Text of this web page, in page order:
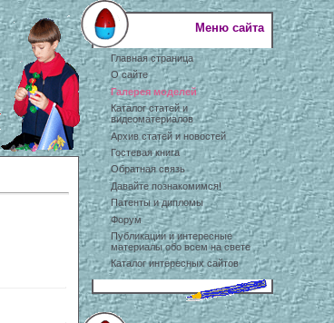
Меню сайта
Главная страница
О сайте
Галерея моделей
Каталог статей и
видеоматериалов
Архив статей и новостей
Гостевая книга
Обратная связь
Давайте познакомимся!
Патенты и дипломы
Форум
Публикации и интересные
материалы обо всем на свете
Каталог интересных сайтов